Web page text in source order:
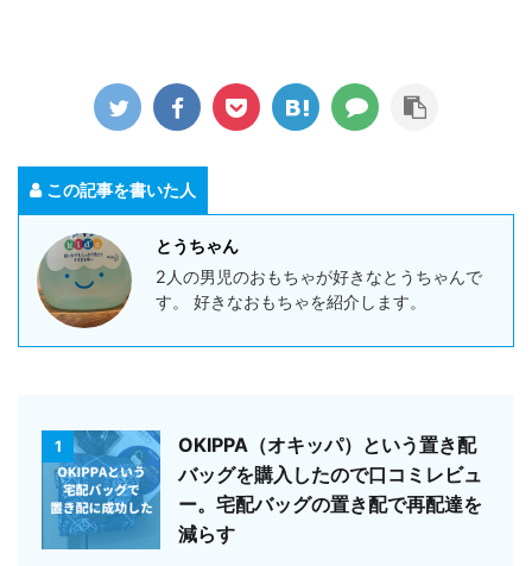
この記事を書いた人
とうちゃん
2人の男児のおもちゃが好きなとうちゃんで
す。 好きなおもちゃを紹介します。
1
OKIPPA（オキッパ）という置き配
バッグを購入したので口コミレビュ
ー。宅配バッグの置き配で再配達を
減らす